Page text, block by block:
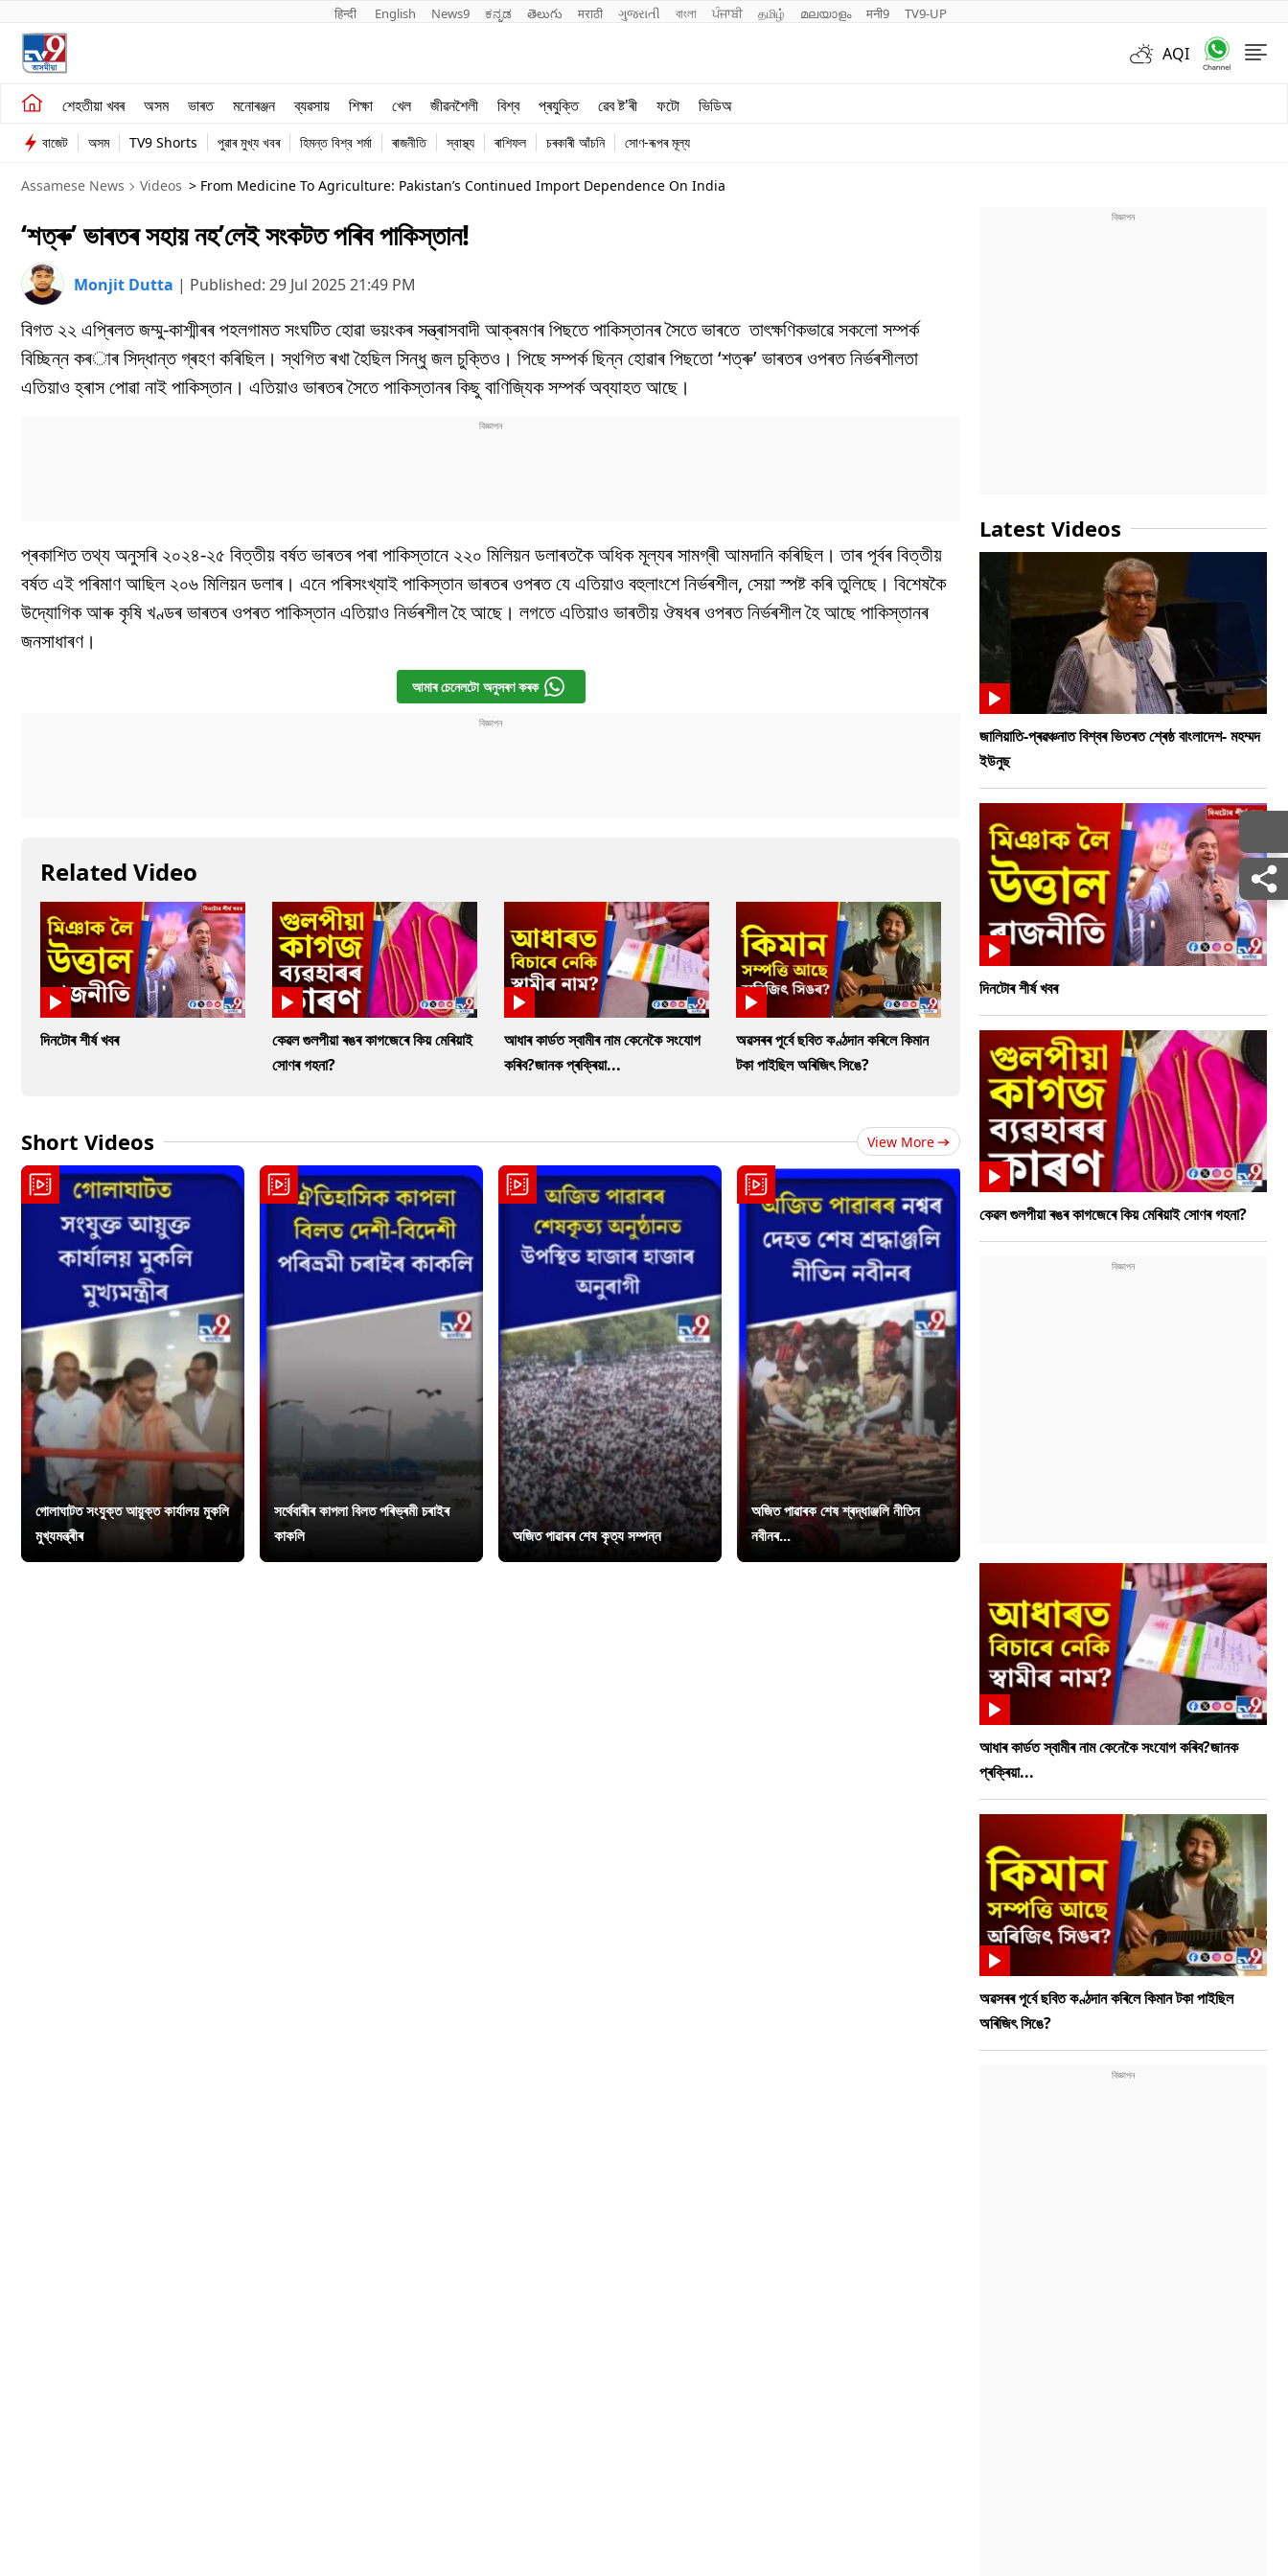
हिन्दी English News9 ಕನ್ನಡ తెలుగు मराठी ગુજરાતી বাংলা ਪੰਜਾਬੀ தமிழ் മലയാളം मनी9 TV9-UP
AQI
শেহতীয়া খবৰ অসম ভাৰত মনোৰঞ্জন ব্যৱসায় শিক্ষা খেল জীৱনশৈলী বিশ্ব প্ৰযুক্তি ৱেব ষ্ট'ৰী ফটো ভিডিঅ
শেহতীয়া খবৰ
অসম
ভাৰত
ব্যৱসায়
খেল
জীৱনশৈলী
বাজেট অসম TV9 Shorts পুৱাৰ মুখ্য খবৰ হিমন্ত বিশ্ব শৰ্মা ৰাজনীতি স্বাস্থ্য ৰাশিফল চৰকাৰী আঁচনি সোণ-ৰূপৰ মূল্য
Assamese News Videos > From Medicine To Agriculture: Pakistan’s Continued Import Dependence On India
‘শত্ৰু’ ভাৰতৰ সহায় নহ’লেই সংকটত পৰিব পাকিস্তান!
Monjit Dutta | Published: 29 Jul 2025 21:49 PM
বিগত ২২ এপ্ৰিলত জম্মু-কাশ্মীৰৰ পহলগামত সংঘটিত হোৱা ভয়ংকৰ সন্ত্ৰাসবাদী আক্ৰমণৰ পিছতে পাকিস্তানৰ সৈতে ভাৰতে তাৎক্ষণিকভাৱে সকলো সম্পৰ্ক
বিচ্ছিন্ন কৰাৰ সিদ্ধান্ত গ্ৰহণ কৰিছিল। স্থগিত ৰখা হৈছিল সিন্ধু জল চুক্তিও। পিছে সম্পৰ্ক ছিন্ন হোৱাৰ পিছতো ‘শত্ৰু’ ভাৰতৰ ওপৰত নিৰ্ভৰশীলতা
এতিয়াও হ্ৰাস পোৱা নাই পাকিস্তান। এতিয়াও ভাৰতৰ সৈতে পাকিস্তানৰ কিছু বাণিজ্যিক সম্পৰ্ক অব্যাহত আছে।
প্ৰকাশিত তথ্য অনুসৰি ২০২৪-২৫ বিত্তীয় বৰ্ষত ভাৰতৰ পৰা পাকিস্তানে ২২০ মিলিয়ন ডলাৰতকৈ অধিক মূল্যৰ সামগ্ৰী আমদানি কৰিছিল। তাৰ পূৰ্বৰ বিত্তীয়
বৰ্ষত এই পৰিমাণ আছিল ২০৬ মিলিয়ন ডলাৰ। এনে পৰিসংখ্যাই পাকিস্তান ভাৰতৰ ওপৰত যে এতিয়াও বহুলাংশে নিৰ্ভৰশীল, সেয়া স্পষ্ট কৰি তুলিছে। বিশেষকৈ
উদ্যোগিক আৰু কৃষি খণ্ডৰ ভাৰতৰ ওপৰত পাকিস্তান এতিয়াও নিৰ্ভৰশীল হৈ আছে। লগতে এতিয়াও ভাৰতীয় ঔষধৰ ওপৰত নিৰ্ভৰশীল হৈ আছে পাকিস্তানৰ
জনসাধাৰণ।
আমাৰ চেনেলটো অনুসৰণ কৰক
Related Video
দিনটোৰ শীৰ্ষ খবৰ
কেৱল গুলপীয়া ৰঙৰ কাগজেৰে কিয় মেৰিয়াই
সোণৰ গহনা?
আধাৰ কাৰ্ডত স্বামীৰ নাম কেনেকৈ সংযোগ
কৰিব?জানক প্ৰক্ৰিয়া...
অৱসৰৰ পূৰ্বে ছবিত কণ্ঠদান কৰিলে কিমান
টকা পাইছিল অৰিজিৎ সিঙে?
Short Videos View More
গোলাঘাটত সংযুক্ত আয়ুক্ত কাৰ্যালয় মুকলি
মুখ্যমন্ত্ৰীৰ
সৰ্থেবাৰীৰ কাপলা বিলত পৰিভ্ৰমী চৰাইৰ
কাকলি
অজিত পাৱাৰৰ শেষ কৃত্য সম্পন্ন
অজিত পাৱাৰক শেষ শ্ৰদ্ধাঞ্জলি নীতিন
নবীনৰ...
Latest Videos
জালিয়াতি-প্ৰৱঞ্চনাত বিশ্বৰ ভিতৰত শ্ৰেষ্ঠ বাংলাদেশ- মহম্মদ
ইউনুছ
দিনটোৰ শীৰ্ষ খবৰ
কেৱল গুলপীয়া ৰঙৰ কাগজেৰে কিয় মেৰিয়াই সোণৰ গহনা?
আধাৰ কাৰ্ডত স্বামীৰ নাম কেনেকৈ সংযোগ কৰিব?জানক
প্ৰক্ৰিয়া...
অৱসৰৰ পূৰ্বে ছবিত কণ্ঠদান কৰিলে কিমান টকা পাইছিল
অৰিজিৎ সিঙে?